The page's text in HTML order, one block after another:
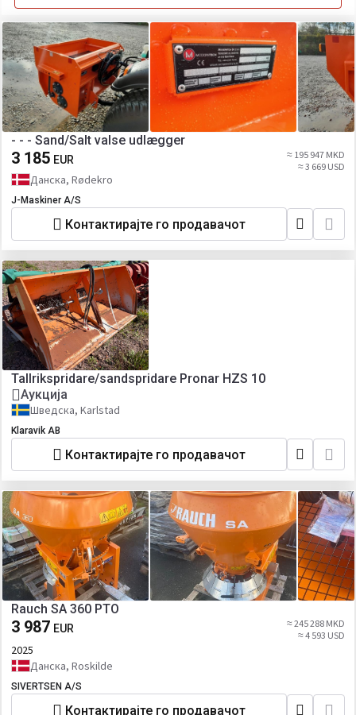
- - - Sand/Salt valse udlægger
3 185 EUR
≈ 195 947 MKD
≈ 3 669 USD
Данска, Rødekro
J-Maskiner A/S
Контактирајте го продавачот
Tallrikspridare/sandspridare Pronar HZS 10
Аукција
Шведска, Karlstad
Klaravik AB
Контактирајте го продавачот
Rauch SA 360 PTO
3 987 EUR
≈ 245 288 MKD
≈ 4 593 USD
2025
Данска, Roskilde
SIVERTSEN A/S
Контактирајте го продавачот